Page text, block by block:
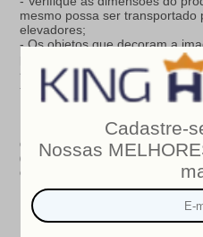
mesmo possa ser transportado
elevadores;
- Os objetos que decoram a
- Não nos responsabilizamos
- Prestamos assistência
CERTIFICADO DE
02/2019
OCP